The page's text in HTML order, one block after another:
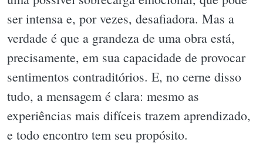
ser intensa e, por vezes, desafiadora. Mas a
verdade é que a grandeza de uma obra está,
precisamente, em sua capacidade de provocar
sentimentos contraditórios. E, no cerne disso
tudo, a mensagem é clara: mesmo as
experiências mais difíceis trazem aprendizado,
e todo encontro tem seu propósito.